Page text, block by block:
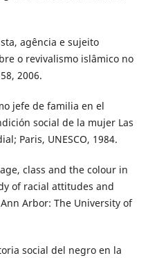
agência e sujeito
o revivalismo islâmico no
2006.
jefe de familia en el
social de la mujer Las
Paris, UNESCO, 1984.
class and the colour in
of racial attitudes and
Arbor: The University of
social del negro en la